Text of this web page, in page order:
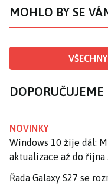
MOHLO BY SE
DOPORUČUJEME
NOVINKY
Windows 10 žije dál:
aktualizace až do října
Řada Galaxy S27 se